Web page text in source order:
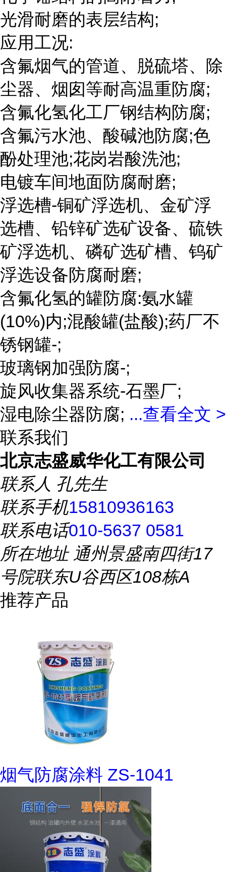
光滑耐磨的表层结构;
应用工况:
含氟烟气的管道、脱硫塔、除
尘器、烟囱等耐高温重防腐;
含氟化氢化工厂钢结构防腐;
含氟污水池、酸碱池防腐;色
酚处理池;花岗岩酸洗池;
电镀车间地面防腐耐磨;
浮选槽-铜矿浮选机、金矿浮
选槽、铅锌矿选矿设备、硫铁
矿浮选机、磷矿选矿槽、钨矿
浮选设备防腐耐磨;
含氟化氢的罐防腐:氨水罐
(10%)内;混酸罐(盐酸);药厂不
锈钢罐-;
玻璃钢加强防腐-;
旋风收集器系统-石墨厂;
湿电除尘器防腐; ...查看全文 >
联系我们
北京志盛威华化工有限公司
联系人 孔先生
联系手机15810936163
联系电话010-5637 0581
所在地址通州景盛南四街17
号院联东U谷西区108栋A
推荐产品
烟气防腐涂料 ZS-1041